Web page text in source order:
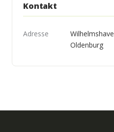
Kontakt
Adresse
Oldenburg